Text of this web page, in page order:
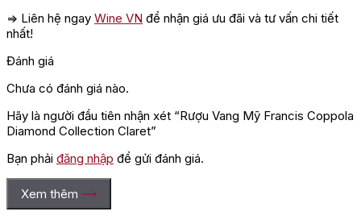
=> Liên hệ ngay Wine VN để nhận giá ưu đãi và tư vấn chi tiết
nhất!
Đánh giá
Chưa có đánh giá nào.
Hãy là người đầu tiên nhận xét “Rượu Vang Mỹ Francis Coppola
Diamond Collection Claret”
Bạn phải đăng nhập để gửi đánh giá.
Xem thêm